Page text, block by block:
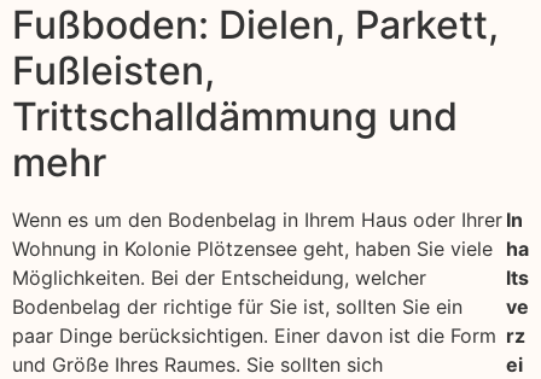
Fußboden: Dielen, Parkett,
Fußleisten,
Trittschalldämmung und
mehr
Wenn es um den Bodenbelag in Ihrem Haus oder Ihrer
Wohnung in Kolonie Plötzensee geht, haben Sie viele
Möglichkeiten. Bei der Entscheidung, welcher
Bodenbelag der richtige für Sie ist, sollten Sie ein
paar Dinge berücksichtigen. Einer davon ist die Form
und Größe Ihres Raumes. Sie sollten sich
In
ha
lts
ve
rz
ei